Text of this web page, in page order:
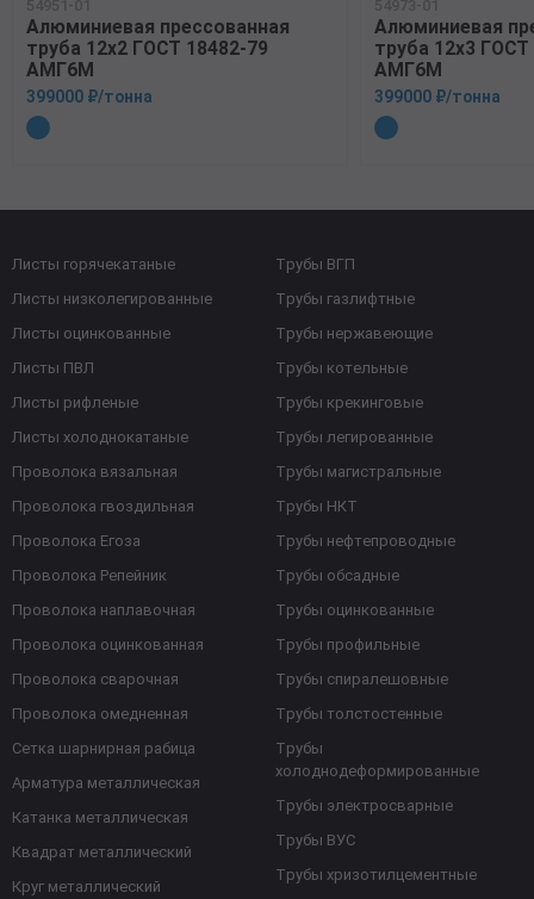
54951-01
Алюминиевая прессованная
труба 12х2 ГОСТ 18482-79
АМГ6М
399000 ₽/тонна
54973-01
Алюминиевая
труба 12х3 ГОСТ
АМГ6М
399000 ₽/тонна
Листы горячекатаные
Листы низколегированные
Листы оцинкованные
Листы ПВЛ
Листы рифленые
Листы холоднокатаные
Проволока вязальная
Проволока гвоздильная
Проволока Егоза
Проволока Репейник
Проволока наплавочная
Проволока оцинкованная
Проволока сварочная
Проволока омедненная
Сетка шарнирная рабица
Арматура металлическая
Катанка металлическая
Квадрат металлический
Круг металлический
Трубы ВГП
Трубы газлифтные
Трубы нержавеющие
Трубы котельные
Трубы крекинговые
Трубы легированные
Трубы магистральные
Трубы НКТ
Трубы нефтепроводные
Трубы обсадные
Трубы оцинкованные
Трубы профильные
Трубы спиралешовные
Трубы толстостенные
Трубы
холоднодеформированные
Трубы электросварные
Трубы ВУС
Трубы хризотилцементные